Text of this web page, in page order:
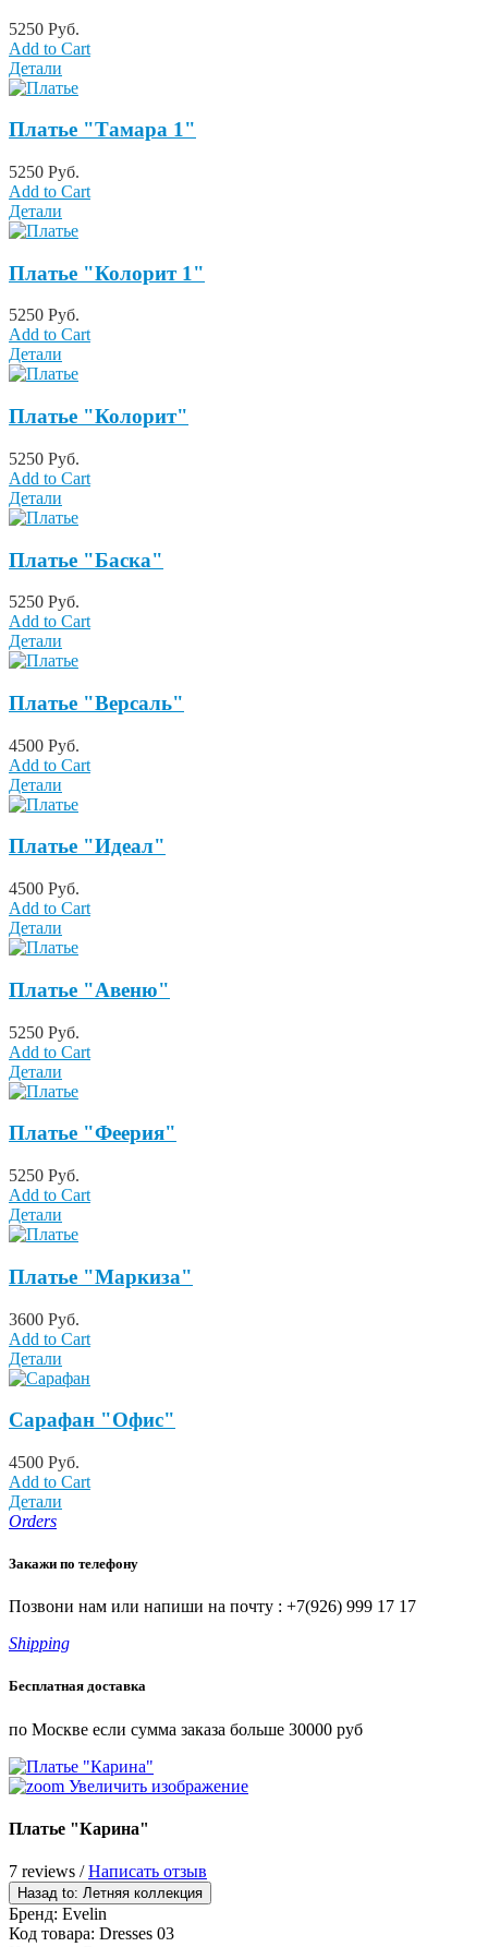
5250 Руб.
Add to Cart
Детали
Платье "Тамара 1"
5250 Руб.
Add to Cart
Детали
Платье "Колорит 1"
5250 Руб.
Add to Cart
Детали
Платье "Колорит"
5250 Руб.
Add to Cart
Детали
Платье "Баска"
5250 Руб.
Add to Cart
Детали
Платье "Версаль"
4500 Руб.
Add to Cart
Детали
Платье "Идеал"
4500 Руб.
Add to Cart
Детали
Платье "Авеню"
5250 Руб.
Add to Cart
Детали
Платье "Феерия"
5250 Руб.
Add to Cart
Детали
Платье "Маркиза"
3600 Руб.
Add to Cart
Детали
Сарафан "Офис"
4500 Руб.
Add to Cart
Детали
Orders
Закажи по телефону
Позвони нам или напиши на почту : +7(926) 999 17 17
Shipping
Бесплатная доставка
по Москве если сумма заказа больше 30000 руб
Увеличить изображение
Платье "Карина"
7 reviews /Написать отзыв
Бренд: Evelin
Код товара: Dresses 03